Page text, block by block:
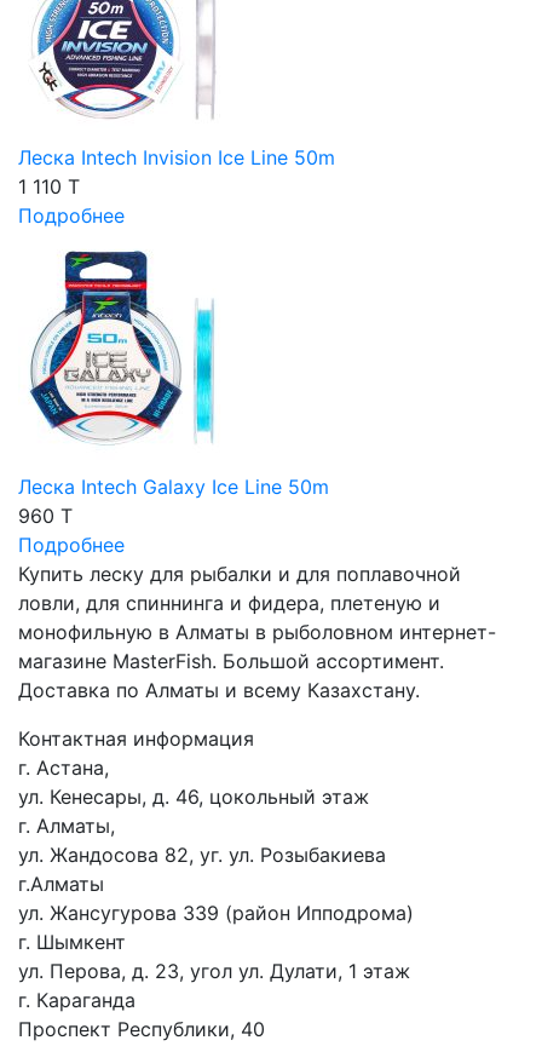
Леска Intech Invision Ice Line 50m
1 110 T
Подробнее
Леска Intech Galaxy Ice Line 50m
960 T
Подробнее
Купить леску для рыбалки и для поплавочной
ловли, для спиннинга и фидера, плетеную и
монофильную в Алматы в рыболовном интернет-
магазине MasterFish. Большой ассортимент.
Доставка по Алматы и всему Казахстану.
Контактная информация
г. Астана,
ул. Кенесары, д. 46, цокольный этаж
г. Алматы,
ул. Жандосова 82, уг. ул. Розыбакиева
г.Алматы
ул. Жансугурова 339 (район Ипподрома)
г. Шымкент
ул. Перова, д. 23, угол ул. Дулати, 1 этаж
г. Караганда
Проспект Республики, 40